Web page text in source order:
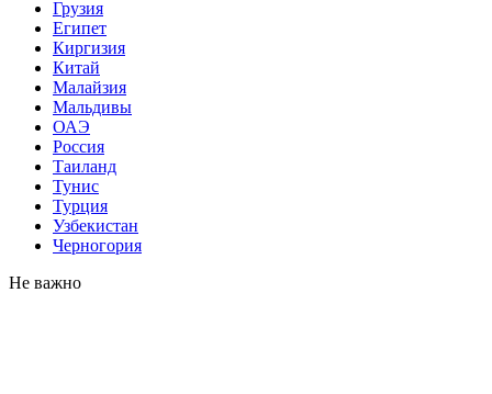
Грузия
Египет
Киргизия
Китай
Малайзия
Мальдивы
ОАЭ
Россия
Таиланд
Тунис
Турция
Узбекистан
Черногория
Не важно